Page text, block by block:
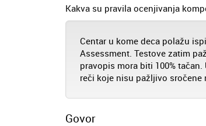
Kakva su pravila ocenjivanja
Centar u kome deca polažu
Assessment. Testove zatim
pravopis mora biti 100%
reči koje nisu pažljivo sročene
Govor